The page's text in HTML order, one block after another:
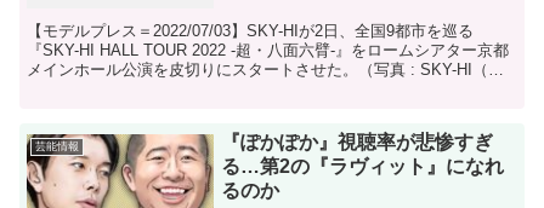
【モデルプレス＝2022/07/03】SKY-HIが2日、全国9都市を巡る
『SKY-HI HALL TOUR 2022 -超・八面六臂-』をロームシアター京都
メインホール公演を皮切りにスタートさせた。（写真 : SKY-HI（提
芸能情報
『ぽかぽか』視聴率が悲惨すぎ
る…第2の『ラヴィット』になれ
るのか